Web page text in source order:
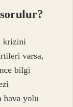
krizini
varsa,
bilgi
hava yolu